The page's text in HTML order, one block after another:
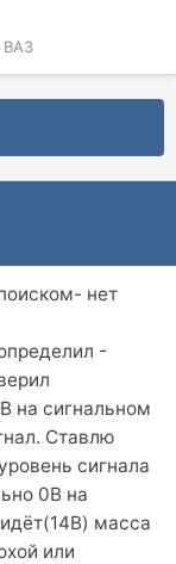
ВАЗ
нет
-
на сигнальном
Ставлю
сигнала
0В на
масса
или